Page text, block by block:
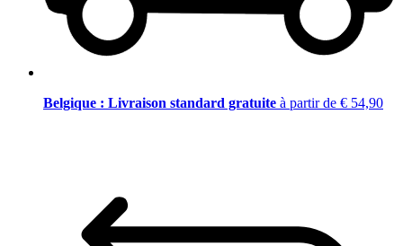
Belgique : Livraison standard gratuite à partir de € 54,90